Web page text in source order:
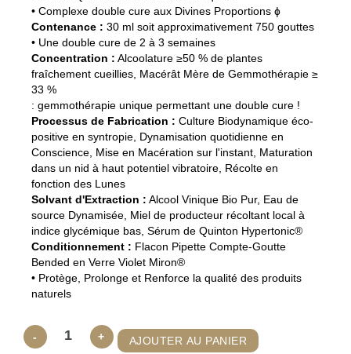
• Complexe double cure aux Divines Proportions ɸ
Contenance : 30 ml soit approximativement 750 gouttes
• Une double cure de 2 à 3 semaines
Concentration : Alcoolature ≥50 % de plantes
fraîchement cueillies, Macérât Mère de Gemmothérapie ≥
33 %
: gemmothérapie unique permettant une double cure !
Processus de Fabrication : Culture Biodynamique éco-
positive en syntropie, Dynamisation quotidienne en
Conscience, Mise en Macération sur l'instant, Maturation
dans un nid à haut potentiel vibratoire, Récolte en
fonction des Lunes
Solvant d'Extraction : Alcool Vinique Bio Pur, Eau de
source Dynamisée, Miel de producteur récoltant local à
indice glycémique bas, Sérum de Quinton Hypertonic®
Conditionnement : Flacon Pipette Compte-Goutte
Bended en Verre Violet Miron®
• Protège, Prolonge et Renforce la qualité des produits
naturels
-
quantité + AJOUTER AU PANIER